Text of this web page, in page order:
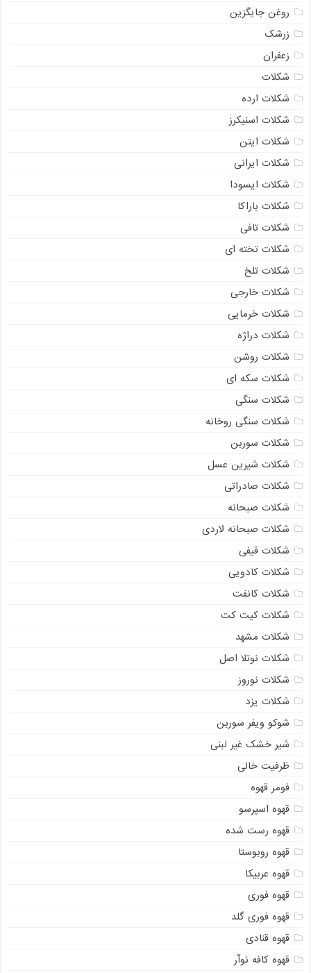
روغن جایگزین
زرشک
زعفران
شکلات
شکلات ارده
شکلات اسنیکرز
شکلات ایتن
شکلات ایرانی
شکلات ایسودا
شکلات باراکا
شکلات تافی
شکلات تخته ای
شکلات تلخ
شکلات خارجی
شکلات خرمایی
شکلات دراژه
شکلات روشن
شکلات سکه ای
شکلات سنگی
شکلات سنگی روخانه
شکلات سوربن
شکلات شیرین عسل
شکلات صادراتی
شکلات صبحانه
شکلات صبحانه لاردی
شکلات قیفی
شکلات کادویی
شکلات کانفت
شکلات کیت کت
شکلات مشهد
شکلات نوتلا اصل
شکلات نوروز
شکلات یزد
شوکو ویفر سوربن
شیر خشک غیر لبنی
ظرفیت خالی
فومر قهوه
قهوه اسپرسو
قهوه رست شده
قهوه روبوستا
قهوه عربیکا
قهوه فوری
قهوه فوری گلد
قهوه قنادی
قهوه کافه نوآر